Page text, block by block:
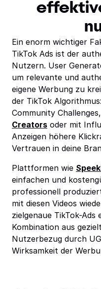
Ein enorm wichtiger
TikTok Ads ist der
Nutzern. User
um relevante und
eigene Werbung zu
der TikTok
Community
Creators oder mit
Anzeigen höhere
Vertrauen in deine
Plattformen wie
einfachen und
professionell
mit diesen Videos
zielgenaue TikTok-Ads
Kombination aus
Nutzerbezug durch
Wirksamkeit der